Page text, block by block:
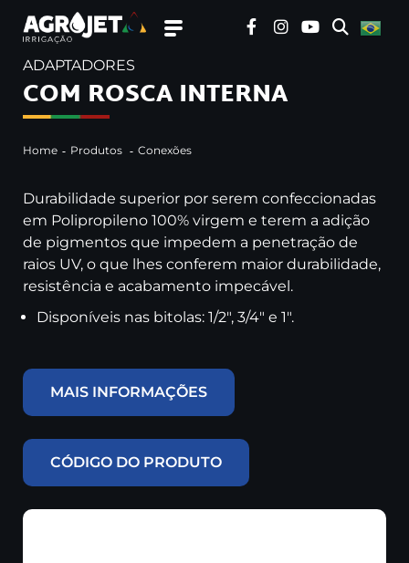
ADAPTADORES
COM ROSCA INTERNA
Home Produtos Conexões
Durabilidade superior por serem confeccionadas
em Polipropileno 100% virgem e terem a adição
de pigmentos que impedem a penetração de
raios UV, o que lhes conferem maior durabilidade,
resistência e acabamento impecável.
Disponíveis nas bitolas: 1/2″, 3/4″ e 1″.
MAIS INFORMAÇÕES
CÓDIGO DO PRODUTO